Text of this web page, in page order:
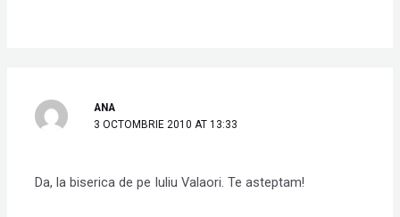
ANA
3 OCTOMBRIE 2010 AT 13:33
Da, la biserica de pe Iuliu Valaori. Te asteptam!